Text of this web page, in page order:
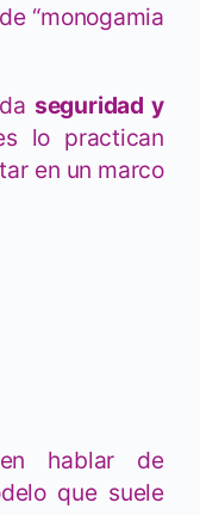
“monogamia
seguridad y
lo practican
en un marco
hablar de
que suele